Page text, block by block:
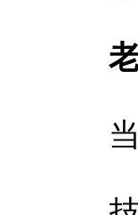
老
当